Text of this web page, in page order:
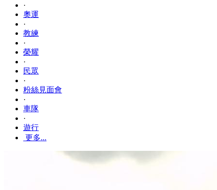
·
奧運
·
教練
·
榮耀
·
民眾
·
粉絲見面會
·
車隊
·
遊行
更多...